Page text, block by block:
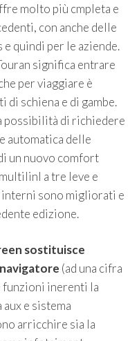
molto più cmpleta e
con anche delle
quindi per le aziende.
significa entrare
per viaggiare è
di schiena e di gambe.
possibilità di richiedere
automatica delle
un nuovo comfort
a tre leve e
interni sono migliorati e
edizione.
sostituisce
(ad una cifra
inerenti la
e sistema
arricchire sia la